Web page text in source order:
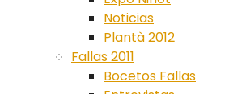
Noticias
Plantà 2012
Fallas 2011
Bocetos Fallas